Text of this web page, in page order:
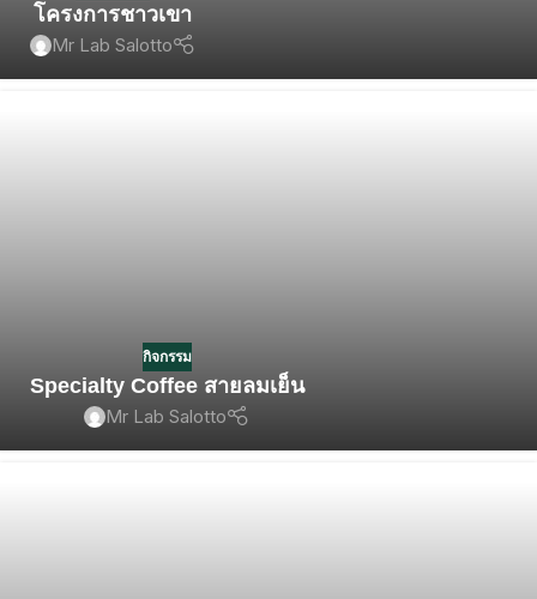
โครงการชาวเขา
Mr Lab Salotto
กิจกรรม
Specialty Coffee สายลมเย็น
Mr Lab Salotto